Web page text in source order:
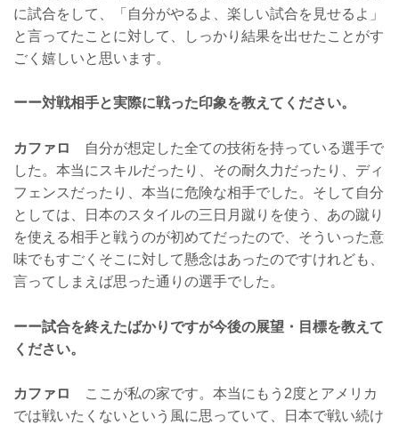
に試合をして、「自分がやるよ、楽しい試合を見せるよ」
と言ってたことに対して、しっかり結果を出せたことがす
ごく嬉しいと思います。
ーー対戦相手と実際に戦った印象を教えてください。
カファロ
自分が想定した全ての技術を持っている選手で
した。本当にスキルだったり、その耐久力だったり、ディ
フェンスだったり、本当に危険な相手でした。そして自分
としては、日本のスタイルの三日月蹴りを使う、あの蹴り
を使える相手と戦うのが初めてだったので、そういった意
味でもすごくそこに対して懸念はあったのですけれども、
言ってしまえば思った通りの選手でした。
ーー試合を終えたばかりですが今後の展望・目標を教えて
ください。
カファロ
ここが私の家です。本当にもう2度とアメリカ
では戦いたくないという風に思っていて、日本で戦い続け